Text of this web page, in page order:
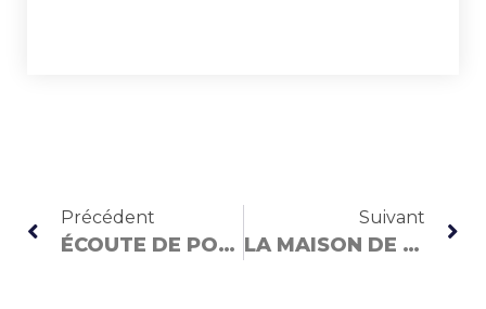
Précédent
ÉCOUTE DE PODCAST FÉMINISTE : « MÉNOPAUSE : LE GRAND MÉCHANT TABOU »
Suivant
LA MAISON DE MES SENS (2ÈME ÉDITION)